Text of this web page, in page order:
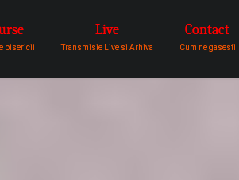
catre
bisericii
Live
Transmisie Live si Arhiva
Contact
Cum ne gasesti